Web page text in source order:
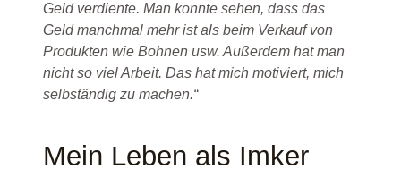
Geld verdiente. Man konnte sehen, dass das
Geld manchmal mehr ist als beim Verkauf von
Produkten wie Bohnen usw. Außerdem hat man
nicht so viel Arbeit. Das hat mich motiviert, mich
selbständig zu machen.“
Mein Leben als Imker